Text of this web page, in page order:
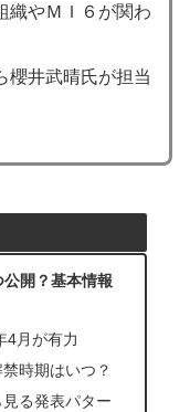
織やＭＩ６が関わ
櫻井武晴氏が担当
開？基本情報
4月が有力
時期はいつ？
る発表パター